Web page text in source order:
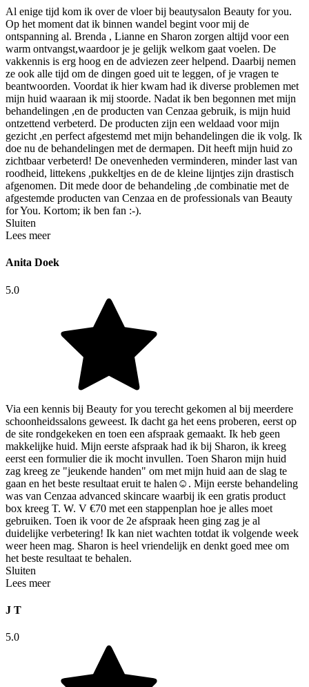
Al enige tijd kom ik over de vloer bij beautysalon Beauty for you.
Op het moment dat ik binnen wandel begint voor mij de
ontspanning al. Brenda , Lianne en Sharon zorgen altijd voor een
warm ontvangst,waardoor je je gelijk welkom gaat voelen. De
vakkennis is erg hoog en de adviezen zeer helpend. Daarbij nemen
ze ook alle tijd om de dingen goed uit te leggen, of je vragen te
beantwoorden. Voordat ik hier kwam had ik diverse problemen met
mijn huid waaraan ik mij stoorde. Nadat ik ben begonnen met mijn
behandelingen ,en de producten van Cenzaa gebruik, is mijn huid
ontzettend verbeterd. De producten zijn een weldaad voor mijn
gezicht ,en perfect afgestemd met mijn behandelingen die ik volg. Ik
doe nu de behandelingen met de dermapen. Dit heeft mijn huid zo
zichtbaar verbeterd! De onevenheden verminderen, minder last van
roodheid, littekens ,pukkeltjes en de de kleine lijntjes zijn drastisch
afgenomen. Dit mede door de behandeling ,de combinatie met de
afgestemde producten van Cenzaa en de professionals van Beauty
for You. Kortom; ik ben fan :-).
Sluiten
Lees meer
Anita Doek
5.0
Via een kennis bij Beauty for you terecht gekomen al bij meerdere
schoonheidssalons geweest. Ik dacht ga het eens proberen, eerst op
de site rondgekeken en toen een afspraak gemaakt. Ik heb geen
makkelijke huid. Mijn eerste afspraak had ik bij Sharon, ik kreeg
eerst een formulier die ik mocht invullen. Toen Sharon mijn huid
zag kreeg ze "jeukende handen" om met mijn huid aan de slag te
gaan en het beste resultaat eruit te halen☺️. Mijn eerste behandeling
was van Cenzaa advanced skincare waarbij ik een gratis product
box kreeg T. W. V €70 met een stappenplan hoe je alles moet
gebruiken. Toen ik voor de 2e afspraak heen ging zag je al
duidelijke verbetering! Ik kan niet wachten totdat ik volgende week
weer heen mag. Sharon is heel vriendelijk en denkt goed mee om
het beste resultaat te behalen.
Sluiten
Lees meer
J T
5.0